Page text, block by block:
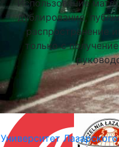
Университет
Использование
дублирование,
распространение
только с